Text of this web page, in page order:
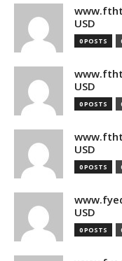
USD
0 POSTS
USD
0 POSTS
USD
0 POSTS
USD
0 POSTS